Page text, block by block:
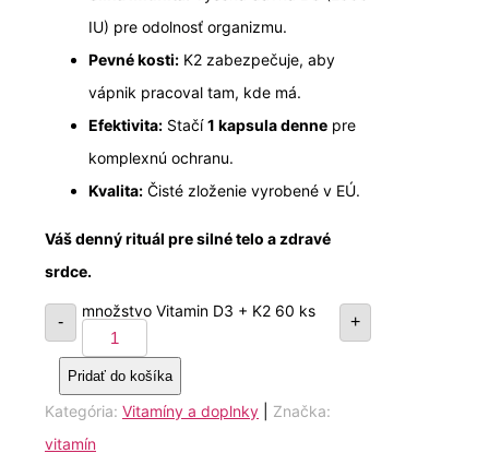
IU) pre odolnosť organizmu.
Pevné kosti: K2 zabezpečuje, aby
vápnik pracoval tam, kde má.
Efektivita: Stačí1 kapsula denne pre
komplexnú ochranu.
Kvalita: Čisté zloženie vyrobené v EÚ.
Váš denný rituál pre silné telo a zdravé
srdce.
-
množstvo Vitamin D3 + K2 60 ks
+
Pridať do košíka
Kategória: Vitamíny a doplnky
Značka:
vitamín